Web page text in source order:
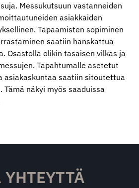
Messukutsuun vastanneiden
asiakkaiden
Tapaamisten sopiminen
saatiin hanskattua
Osastolla olikin tasaisen vilkas ja
Tapahtumalle asetetut
saatiin sitoutettua
näkyi myös saaduissa
YHTEYTTÄ